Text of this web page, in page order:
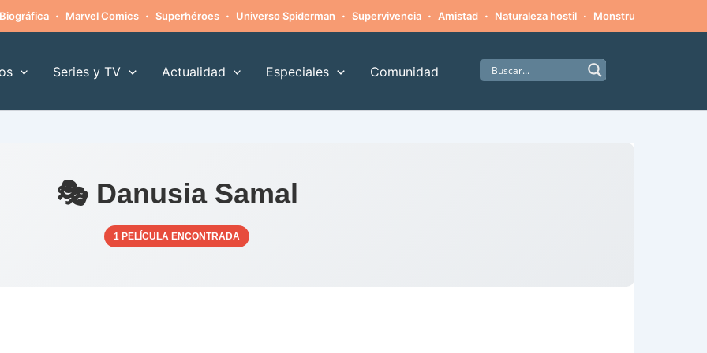
Biográfica · Marvel Comics · Superhéroes · Universo Spiderman · Supervivencia · Amistad · Naturaleza hostil · Monstruos
Series y TV Actualidad Especiales Comunidad
🎭 Danusia Samal
1 PELÍCULA ENCONTRADA